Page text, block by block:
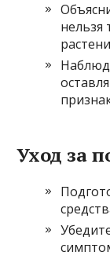
нельзя
Уход за